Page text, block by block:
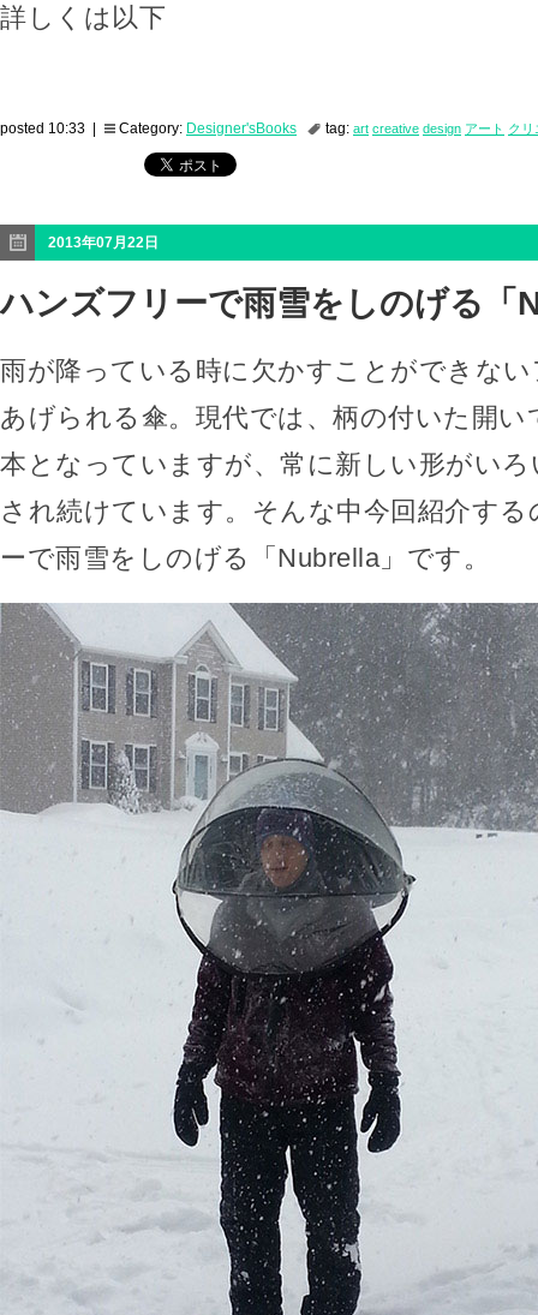
詳しくは以下
posted 10:33 | Category: Designer'sBooks tag: art creative design アート クリ
2013年07月22日
ハンズフリーで雨雪をしのげる「
雨が降っている時に欠かすことができな
あげられる傘。現代では、柄の付いた開
本となっていますが、常に新しい形がい
され続けています。そんな中今回紹介す
ーで雨雪をしのげる「Nubrella」です。